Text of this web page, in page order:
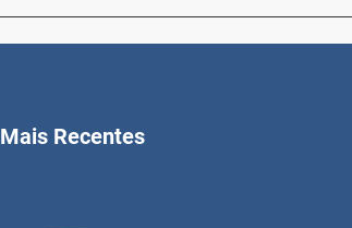
Mais Recentes